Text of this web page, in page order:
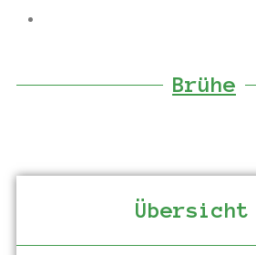
Brühe
Übersicht